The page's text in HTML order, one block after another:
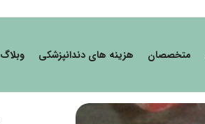
متخصصان هزینه های دندانپزشکی وبلاگ